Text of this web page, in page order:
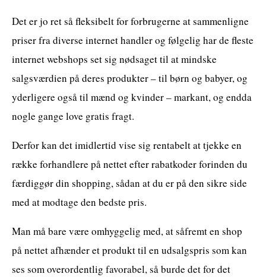
Det er jo ret så fleksibelt for forbrugerne at sammenligne
priser fra diverse internet handler og følgelig har de fleste
internet webshops set sig nødsaget til at mindske
salgsværdien på deres produkter – til børn og babyer, og
yderligere også til mænd og kvinder – markant, og endda
nogle gange love gratis fragt.
Derfor kan det imidlertid vise sig rentabelt at tjekke en
række forhandlere på nettet efter rabatkoder forinden du
færdiggør din shopping, sådan at du er på den sikre side
med at modtage den bedste pris.
Man må bare være omhyggelig med, at såfremt en shop
på nettet afhænder et produkt til en udsalgspris som kan
ses som overordentlig favorabel, så burde det for det